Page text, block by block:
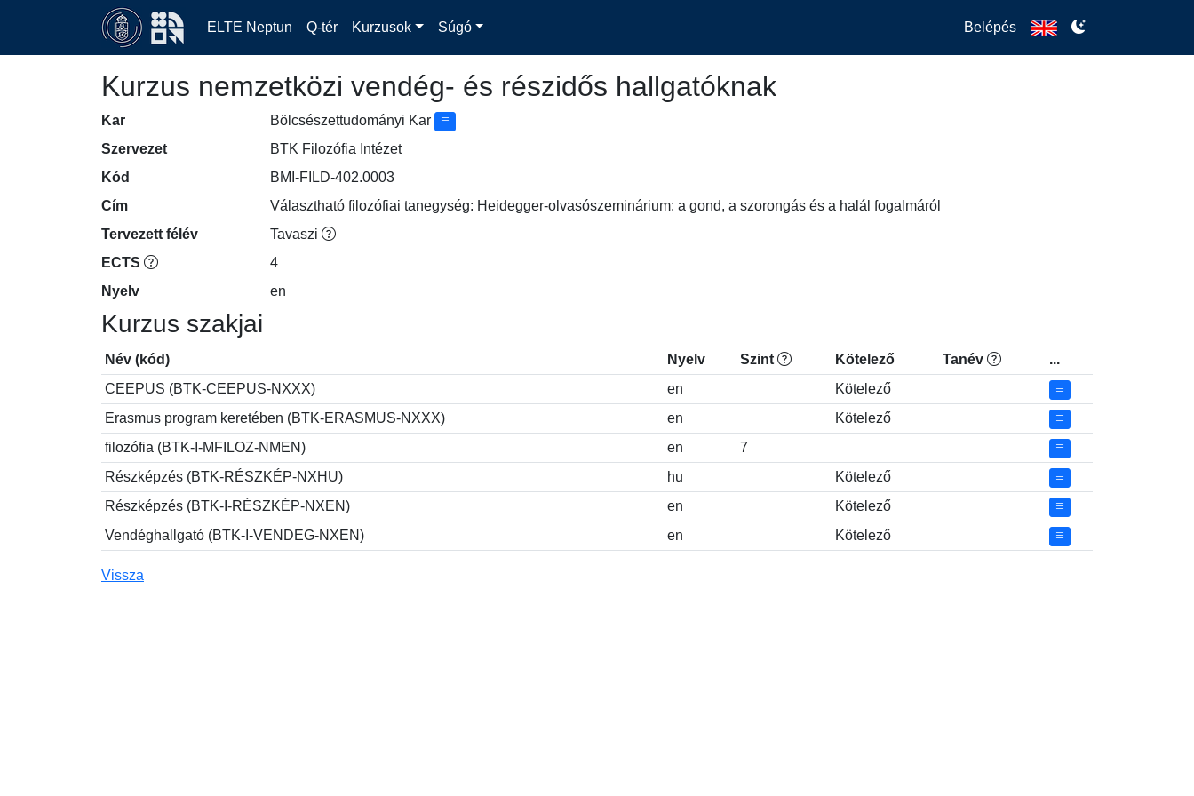
ELTE Neptun Q-tér Kurzusok Súgó Belépés
Kurzus nemzetközi vendég- és részidős hallgatóknak
Kar
Bölcsészettudományi Kar
Szervezet
BTK Filozófia Intézet
Kód
BMI-FILD-402.0003
Cím
Választható filozófiai tanegység: Heidegger-olvasószeminárium: a gond, a szorongás és a halál fogalmáról
Tervezett félév
Tavaszi
ECTS
4
Nyelv
en
Kurzus szakjai
Név (kód) Nyelv Szint Kötelező Tanév
...
CEEPUS (BTK-CEEPUS-NXXX)
en
Kötelező
Erasmus program keretében (BTK-ERASMUS-NXXX)
en
Kötelező
filozófia (BTK-I-MFILOZ-NMEN)
en
7
Részképzés (BTK-RÉSZKÉP-NXHU)
hu
Kötelező
Részképzés (BTK-I-RÉSZKÉP-NXEN)
en
Kötelező
Vendéghallgató (BTK-I-VENDEG-NXEN)
en Kötelező
Vissza